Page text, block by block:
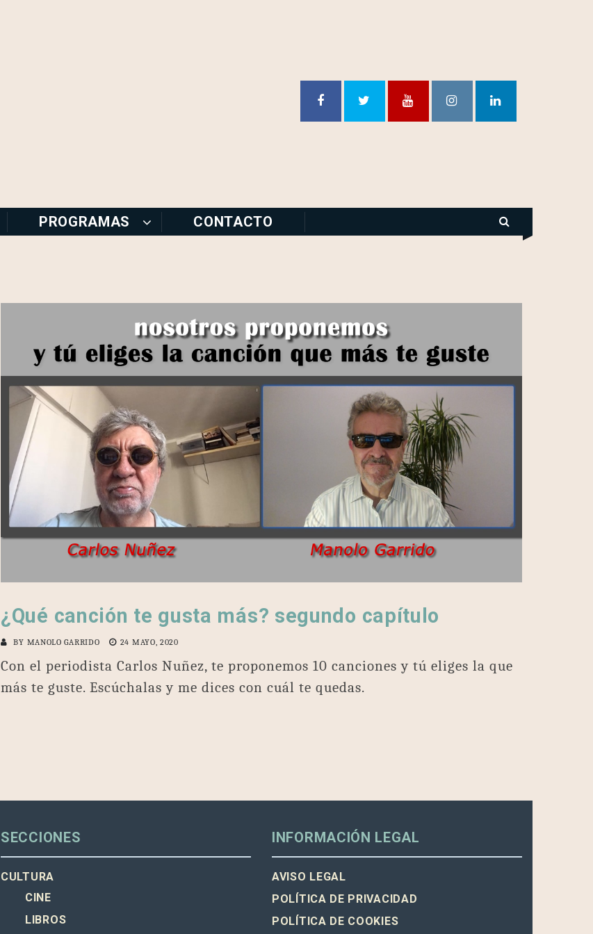
PROGRAMAS CONTACTO
¿Qué canción te gusta más? segundo capítulo
BY MANOLO GARRIDO 24 MAYO, 2020
Con el periodista Carlos Nuñez, te proponemos 10 canciones y tú eliges la que
más te guste. Escúchalas y me dices con cuál te quedas.
SECCIONES
CULTURA
CINE
LIBROS
INFORMACIÓN LEGAL
AVISO LEGAL
POLÍTICA DE PRIVACIDAD
POLÍTICA DE COOKIES